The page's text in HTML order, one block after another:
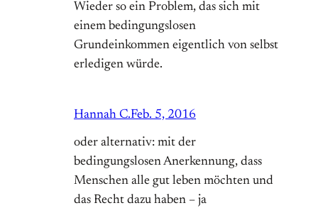
Wieder so ein Problem, das sich mit
einem bedingungslosen
Grundeinkommen eigentlich von selbst
erledigen würde.
Hannah C.Feb. 5, 2016
oder alternativ: mit der
bedingungslosen Anerkennung, dass
Menschen alle gut leben möchten und
das Recht dazu haben – ja